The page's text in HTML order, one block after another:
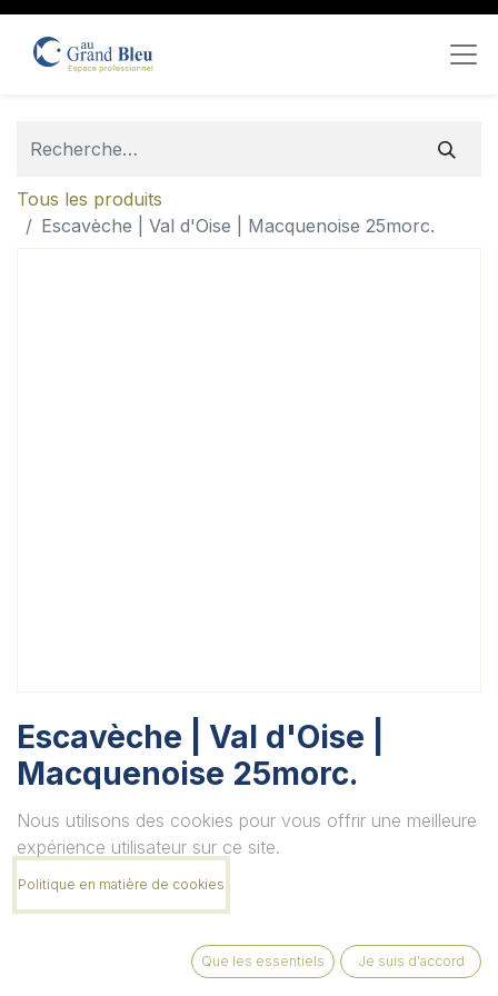
Tous les produits
Escavèche | Val d'Oise | Macquenoise 25morc.
Escavèche | Val d'Oise |
Macquenoise 25morc.
Unité
Quantité
Nous utilisons des cookies pour vous offrir une meilleure
expérience utilisateur sur ce site.
Politique en matière de cookies
Que les essentiels Je suis d'accord